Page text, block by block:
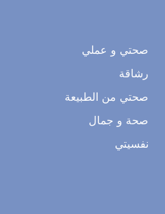
صحتي و عملي
رشاقة
صحتي من الطبيعة
صحة و جمال
نفسيتي